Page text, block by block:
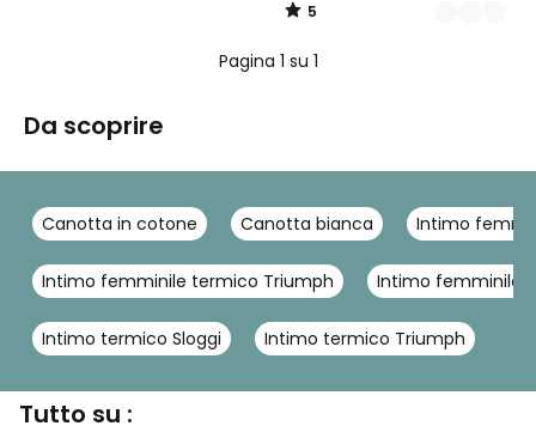
5
/
Pagina 1 su 1
Da scoprire
Canotta in cotone Canotta bianca Intimo
Intimo femminile termico Triumph Intimo femminile
Intimo termico Sloggi Intimo termico Triumph
Tutto su :